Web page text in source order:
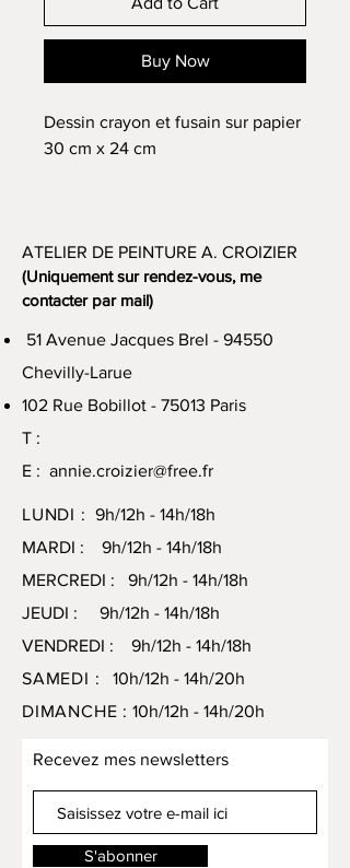
Buy Now
Dessin crayon et fusain sur papier
30 cm x 24 cm
ATELIER DE PEINTURE A. CROIZIER
(Uniquement sur rendez-vous, me
contacter par mail)
51 Avenue Jacques Brel - 94550
Chevilly-Larue
102 Rue Bobillot - 75013 Paris
T :
E : annie.croizier@free.fr
LUNDI : 9h/12h - 14h/18h
MARDI : 9h/12h - 14h/18h
MERCREDI : 9h/12h - 14h/18h
JEUDI : 9h/12h - 14h/18h
VENDREDI : 9h/12h - 14h/18h
SAMEDI : 10h/12h - 14h/20h
DIMANCHE : 10h/12h - 14h/20h
Recevez mes newsletters
S'abonner